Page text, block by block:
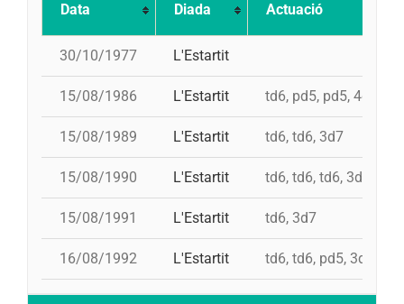
Data Diada Actuació
30/10/1977 L'Estartit
15/08/1986 L'Estartit td6, pd5, pd5, 4d7,
15/08/1989 L'Estartit td6, td6, 3d7
15/08/1990 L'Estartit td6, td6, td6, 3d7
15/08/1991 L'Estartit td6, 3d7
16/08/1992 L'Estartit td6, td6, pd5, 3d7